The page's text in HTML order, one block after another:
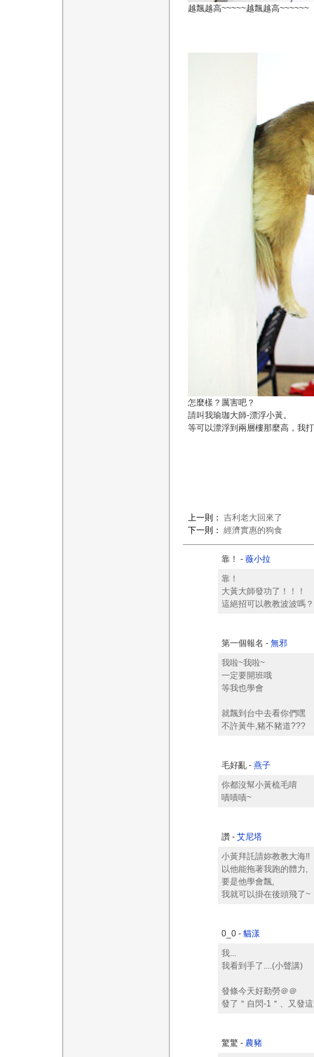
越飄越高~~~~~越飄越高~~~~~~
怎麼樣？厲害吧？
請叫我瑜珈大師-漂浮小黃。
等可以漂浮到兩層樓那麼高，我
上一則： 吉利老大回來了
下一則： 經濟實惠的狗食
靠！ - 薇小拉
靠！
大黃大師發功了！！！
這絕招可以教教波波嗎
第一個報名 - 無邪
我啦~我啦~
一定要開班哦
等我也學會
就飄到台中去看你們嘿
不許黃牛,豬不豬道???
毛好亂 - 燕子
你都沒幫小黃梳毛唷
嘖嘖嘖~
讚 - 艾尼塔
小黃拜託請妳教教大海!!
以他能拖著我跑的體力,
要是他學會飄,
我就可以掛在後頭飛了~
0_0 - 貓漾
我...
我看到手了....(小聲講)
發條今天好勤勞＠＠
發了＂自閃-1＂、又發
驚驚 - 農豬